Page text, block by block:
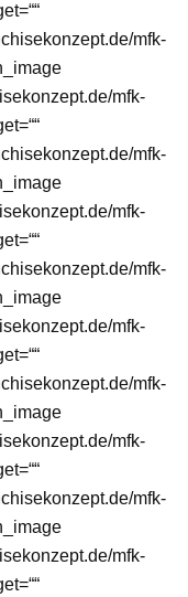
mfk-
mfk-
mfk-
mfk-
mfk-
mfk-
mfk-
mfk-
mfk-
mfk-